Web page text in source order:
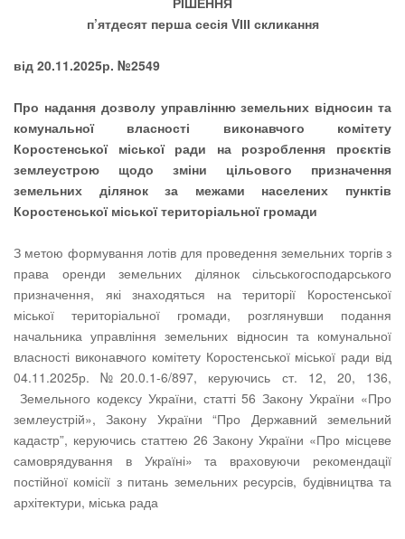
п’ятдесят перша сесія VІІІ скликання
від 20.11.2025р. №2549
Про надання дозволу управлінню земельних відносин та
комунальної власності виконавчого комітету
Коростенської міської ради на розроблення проєктів
землеустрою щодо зміни цільового призначення
земельних ділянокза межами населених пунктів
Коростенської міської територіальної громади
З метою формування лотів для проведення земельних торгів з
права оренди земельних ділянок сільськогосподарського
призначення, які знаходяться на території Коростенської
міської територіальної громади, розглянувши подання
начальника управління земельних відносин та комунальної
власності виконавчого комітету Коростенської міської ради від
04.11.2025р. №20.0.1-6/897, керуючись ст. 12, 20, 136,
Земельного кодексу України, статті 56 Закону України «Про
землеустрій», Закону України “Про Державний земельний
кадастр”, керуючись статтею 26 Закону України «Про місцеве
самоврядування в Україні» та враховуючи рекомендації
постійної комісії з питань земельних ресурсів, будівництва та
архітектури, міська рада